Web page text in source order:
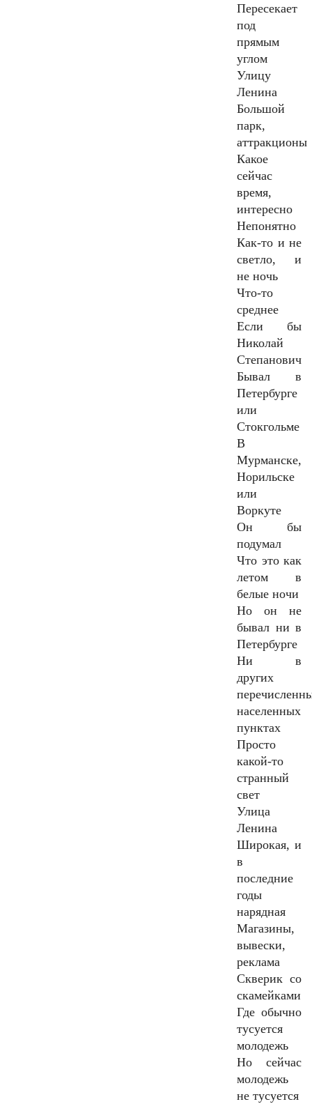
Пересекает
под
прямым
углом
Улицу
Ленина
Большой
парк,
аттракционы
Какое
сейчас
время,
интересно
Непонятно
Как-то и не
светло, и
не ночь
Что-то
среднее
Если бы
Николай
Степанович
Бывал в
Петербурге
или
Стокгольме
В
Мурманске,
Норильске
или
Воркуте
Он бы
подумал
Что это как
летом в
белые ночи
Но он не
бывал ни в
Петербурге
Ни в
других
населенных
пунктах
Просто
какой-то
странный
свет
Улица
Ленина
Широкая, и
в
последние
годы
нарядная
Магазины,
вывески,
реклама
Скверик со
скамейками
Где обычно
тусуется
молодежь
Но сейчас
молодежь
не тусуется